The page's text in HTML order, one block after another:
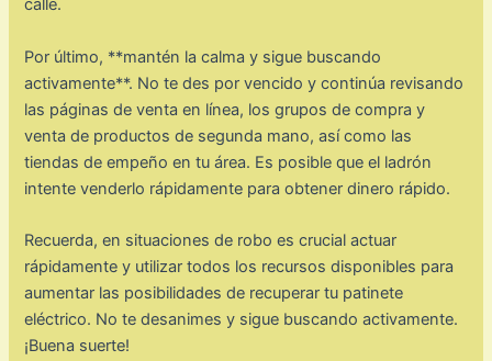
calle.
Por último, **mantén la calma y sigue buscando
activamente**. No te des por vencido y continúa revisando
las páginas de venta en línea, los grupos de compra y
venta de productos de segunda mano, así como las
tiendas de empeño en tu área. Es posible que el ladrón
intente venderlo rápidamente para obtener dinero rápido.
Recuerda, en situaciones de robo es crucial actuar
rápidamente y utilizar todos los recursos disponibles para
aumentar las posibilidades de recuperar tu patinete
eléctrico. No te desanimes y sigue buscando activamente.
¡Buena suerte!